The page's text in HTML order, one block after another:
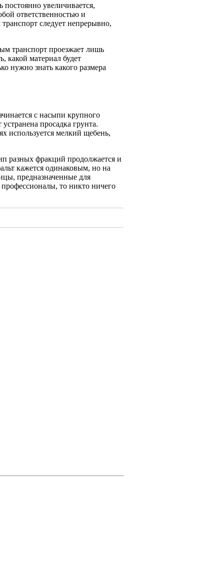
постоянно увеличивается,
ответственностью и
следует непрерывно,
транспорт проезжает лишь
какой материал будет
нужно знать какого размера
с насыпи крупного
просадка грунта.
используется мелкий щебень,
разных фракций продолжается и
кажется одинаковым, но на
предназначенные для
то никто ничего